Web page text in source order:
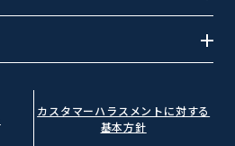
カスタマーハラスメントに対する
基本方針